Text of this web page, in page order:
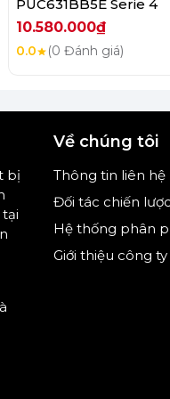
diện nồi chảo phù hợp.
(Hình ảnh mang tính
tải.
PUC631BB5E Serie 4
10.580.000₫
0.0 (0 Đánh giá)
bị
Về chúng tôi
Thông tin liên hệ
Đối tác chiến lược
Hệ thống phân
Giới thiệu công ty